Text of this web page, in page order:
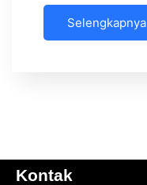
Selengkapnya
Kontak